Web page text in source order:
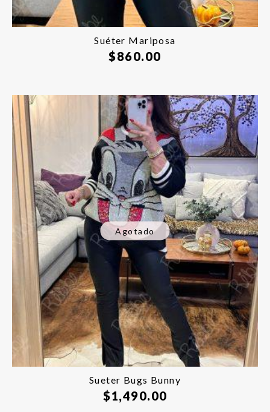
Suéter Mariposa
$860.00
Agotado
Sueter Bugs Bunny
$1,490.00